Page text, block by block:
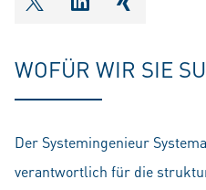
shareOntwitter
shareOnlinkedIn
WOFÜR WIR SIE
Der Systemingenieur
verantwortlich für die